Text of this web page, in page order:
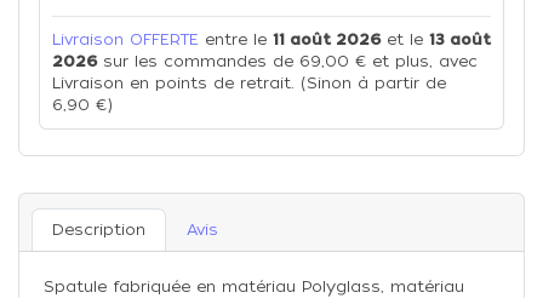
Livraison OFFERTE entre le 11 août 2026et le 13 août
2026sur les commandes de 69,00 € et plus, avec
Livraison en points de retrait. (Sinon à partir de
6,90 €)
Description Avis
Spatule fabriquée en matériau Polyglass, matériau